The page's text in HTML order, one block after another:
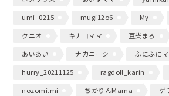
umi_0215
mugi12o6 My
クニオ
キナコママ 豆柴まろ
あいあい
ナカニーシ
ふにふに
hurry_20211125
ragdoll_karin
nozomi.mi
ちかりんMama
ゲ